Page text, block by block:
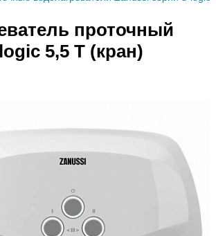
проточный
5,5 T (кран)